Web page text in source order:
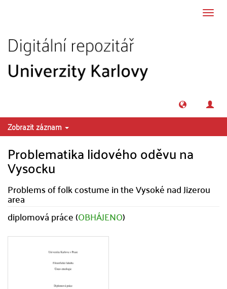
Zobrazit záznam
Problematika lidového oděvu na
Vysocku
Problems of folk costume in the Vysoké nad Jizerou
area
diplomová práce (OBHÁJENO)